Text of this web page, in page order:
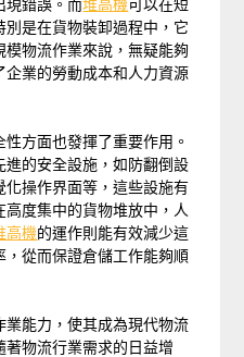
現錯誤。而堆高機可以在短
是在貨物裝卸過程中，它
物流作業來說，無疑能夠
業的勞動成本和人力資源
方面也發揮了重要作用。
進的安全設施，如防翻倒設
操作界面等，這些設施有
度集中的貨物堆放中，人
高機的運作則能有效減少這
從而保證倉儲工作能夠順
業能力，使其成為現代物流
物流行業需求的日益增